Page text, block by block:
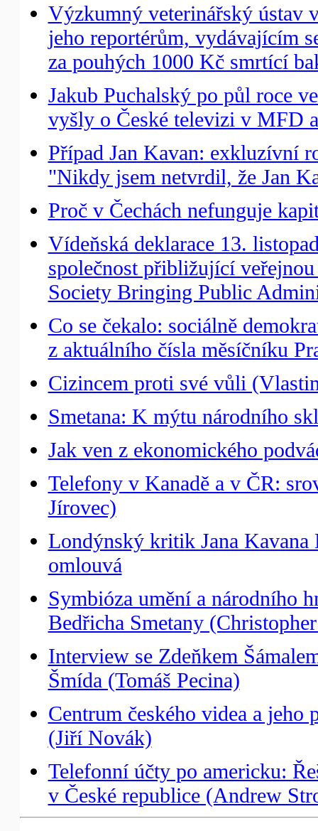
Výzkumný veterinářský ústav
jeho reportérům, vydávajícím
za pouhých 1000 Kč smrtící
Jakub Puchalský po půl roce
vyšly o České televizi v MFD
Případ Jan Kavan: exkluzívní
"Nikdy jsem netvrdil, že Jan
Proč v Čechách nefunguje
Vídeňská deklarace 13.
společnost přibližující
Society Bringing Public
Co se čekalo: sociálně
z aktuálního čísla měsíčníku
Cizincem proti své vůli
Smetana: K mýtu národního
Jak ven z ekonomického
Telefony v Kanadě a v ČR:
Jírovec)
Londýnský kritik Jana Kavana
omlouvá
Symbióza umění a národního
Bedřicha Smetany
Interview se Zdeňkem
Šmída (Tomáš Pecina)
Centrum českého videa a jeho
(Jiří Novák)
Telefonní účty po americku:
v České republice (Andrew